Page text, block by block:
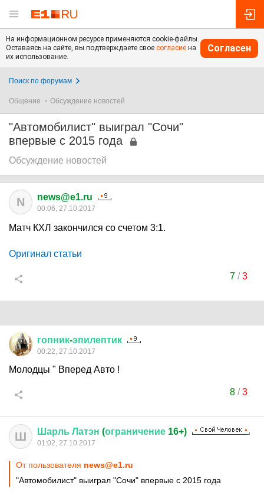
На информационном ресурсе применяются cookie-файлы.
Оставаясь на сайте, вы подтверждаете свое согласие на
их использование.
Согласен
Поиск по форумам
Общение Обсуждение новостей
"Автомобилист" выиграл "Сочи"
впервые с 2015 года
Обсуждение новостей
N news@e1.ru
00:06, 27.10.2017
Матч КХЛ закончился со счетом 3:1.
Оригинал статьи
7/3
гопник-эпилептик
00:22, 27.10.2017
Молодцы " Вперед Авто !
8/3
Ш Шарль Латэн (ограничение 16+)
01:02, 27.10.2017
От пользователя news@e1.ru
"Автомобилист" выиграл "Сочи" впервые с 2015 года